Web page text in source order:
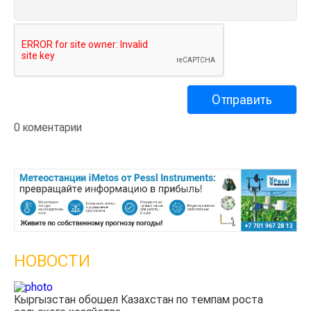
0 коментарии
НОВОСТИ
Казахстанские фермеры заработали $35 млн на